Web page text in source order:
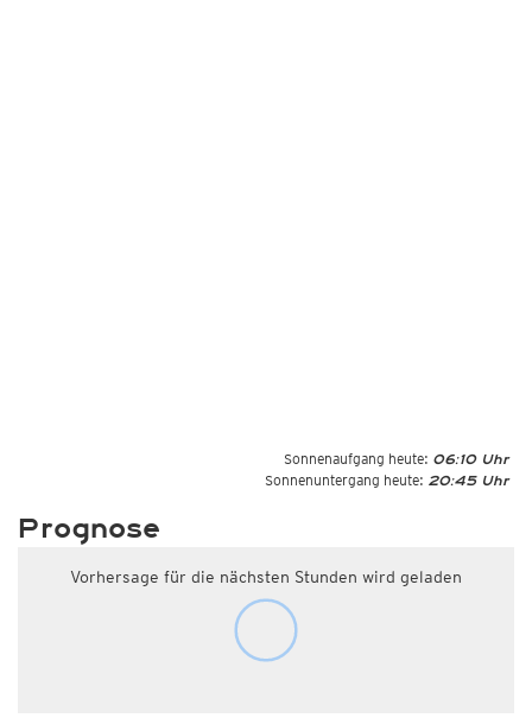
Sonnenaufgang heute: 06:10 Uhr
Sonnenuntergang heute: 20:45 Uhr
Prognose
Vorhersage für die nächsten Stunden wird geladen